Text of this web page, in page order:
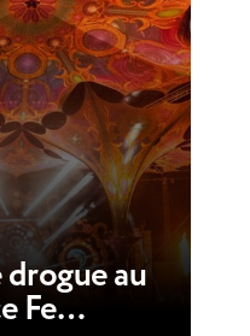
drogue au
Fe…